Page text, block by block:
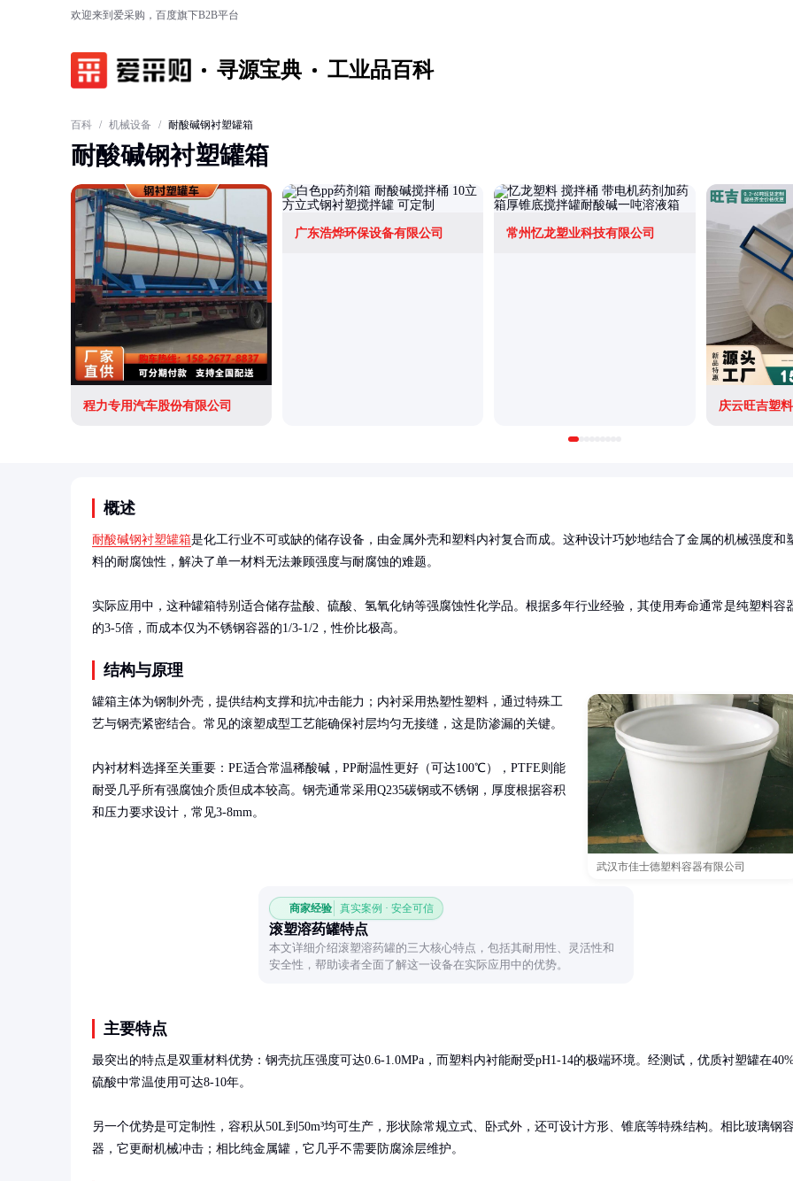
欢迎来到爱采购，百度旗下B2B平台
寻源宝典 工业品百科
百科 / 机械设备 / 耐酸碱钢衬塑罐箱
耐酸碱钢衬塑罐箱
程力专用汽车股份有限公司
广东浩烨环保设备有限公司 常州忆龙塑业科技有限公司
庆云旺吉塑
概述
耐酸碱钢衬塑罐箱是化工行业不可或缺的储存设备，由金属外壳和塑料内衬复合而成。这种设计巧妙地结合了金属的机械强度和
料的耐腐蚀性，解决了单一材料无法兼顾强度与耐腐蚀的难题。
实际应用中，这种罐箱特别适合储存盐酸、硫酸、氢氧化钠等强腐蚀性化学品。根据多年行业经验，其使用寿命通常是纯塑料容
的3-5倍，而成本仅为不锈钢容器的1/3-1/2，性价比极高。
结构与原理
武汉市佳士德塑料容器有限公司
罐箱主体为钢制外壳，提供结构支撑和抗冲击能力；内衬采用热塑性塑料，通过特殊工
艺与钢壳紧密结合。常见的滚塑成型工艺能确保衬层均匀无接缝，这是防渗漏的关键。
内衬材料选择至关重要：PE适合常温稀酸碱，PP耐温性更好（可达100℃），PTFE则能
耐受几乎所有强腐蚀介质但成本较高。钢壳通常采用Q235碳钢或不锈钢，厚度根据容积
和压力要求设计，常见3-8mm。
商家经验 真实案例 · 安全可信
滚塑溶药罐特点
本文详细介绍滚塑溶药罐的三大核心特点，包括其耐用性、灵活性和
安全性，帮助读者全面了解这一设备在实际应用中的优势。
主要特点
最突出的特点是双重材料优势：钢壳抗压强度可达0.6-1.0MPa，而塑料内衬能耐受pH1-14的极端环境。经测试，优质衬塑罐在
硫酸中常温使用可达8-10年。
另一个优势是可定制性，容积从50L到50m³均可生产，形状除常规立式、卧式外，还可设计方形、锥底等特殊结构。相比玻璃钢
器，它更耐机械冲击；相比纯金属罐，它几乎不需要防腐涂层维护。